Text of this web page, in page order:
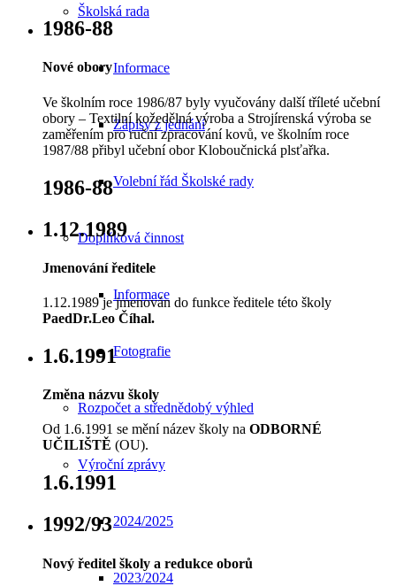
Školská rada
Informace
Zápisy z jednání
Volební řád Školské rady
Doplňková činnost
Informace
Fotografie
Rozpočet a střednědobý výhled
Výroční zprávy
2024/2025
2023/2024
1986-88
Nové obory
Ve školním roce 1986/87 byly vyučovány další tříleté učební
obory – Textilní kožedělná výroba a Strojírenská výroba se
zaměřením pro ruční zpracování kovů, ve školním roce
1987/88 přibyl učební obor Kloboučnická plsťařka.
1986-88
1.12.1989
Jmenování ředitele
1.12.1989 je jmenován do funkce ředitele této školy
PaedDr.Leo Číhal.
1.6.1991
Změna názvu školy
Od 1.6.1991 se mění název školy na ODBORNÉ
UČILIŠTĚ (OU).
1.6.1991
1992/93
Nový ředitel školy a redukce oborů